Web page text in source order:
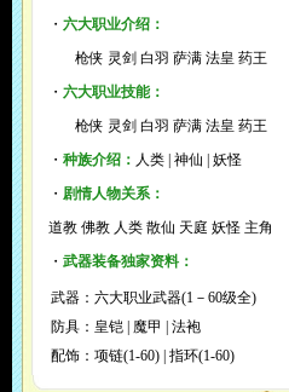
・ 六大职业介绍：
枪侠 灵剑 白羽 萨满 法皇 药王
・ 六大职业技能：
枪侠 灵剑 白羽 萨满 法皇 药王
・ 种族介绍： 人类 神仙
妖怪
・ 剧情人物关系：
道教 佛教 人类 散仙 天庭 妖怪 主角
・ 武器装备独家资料：
武器： 六大职业武器(1－60级全)
防具： 皇铠 魔甲
法袍
配饰： 项链(1-60) 指环(1-60)